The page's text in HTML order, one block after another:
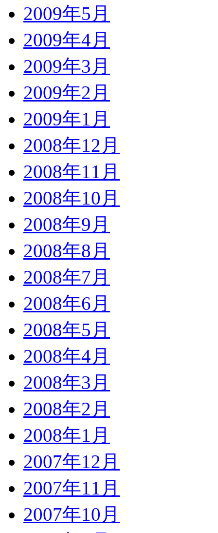
2009年5月
2009年4月
2009年3月
2009年2月
2009年1月
2008年12月
2008年11月
2008年10月
2008年9月
2008年8月
2008年7月
2008年6月
2008年5月
2008年4月
2008年3月
2008年2月
2008年1月
2007年12月
2007年11月
2007年10月